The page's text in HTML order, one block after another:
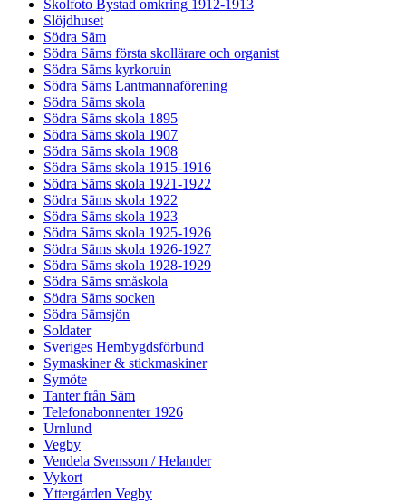
Skolfoto Bystad omkring 1912-1913
Slöjdhuset
Södra Säm
Södra Säms första skollärare och organist
Södra Säms kyrkoruin
Södra Säms Lantmannaförening
Södra Säms skola
Södra Säms skola 1895
Södra Säms skola 1907
Södra Säms skola 1908
Södra Säms skola 1915-1916
Södra Säms skola 1921-1922
Södra Säms skola 1922
Södra Säms skola 1923
Södra Säms skola 1925-1926
Södra Säms skola 1926-1927
Södra Säms skola 1928-1929
Södra Säms småskola
Södra Säms socken
Södra Sämsjön
Soldater
Sveriges Hembygdsförbund
Symaskiner & stickmaskiner
Symöte
Tanter från Säm
Telefonabonnenter 1926
Urnlund
Vegby
Vendela Svensson / Helander
Vykort
Yttergården Vegby